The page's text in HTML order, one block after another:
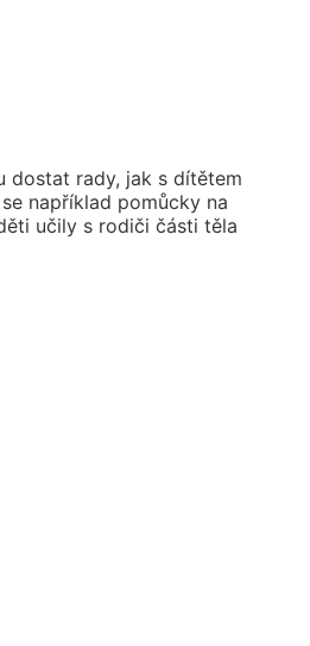
dostat rady, jak s dítětem
například pomůcky na
učily s rodiči části těla